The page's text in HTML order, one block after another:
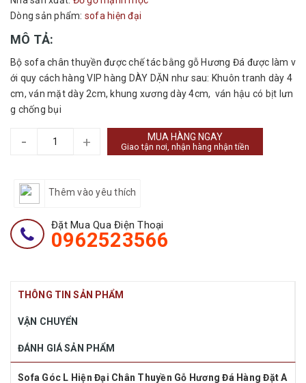
Dòng sản phẩm: sofa hiện đại
MÔ TẢ:
Bộ sofa chân thuyền được chế tác bằng gỗ Hương Đá được làm v
ới quy cách hàng VIP hàng DÀY DẶN như sau: Khuôn tranh dày 4
cm, ván mặt dày 2cm, khung xương dày 4cm, ván hậu có bịt lưn
g chống bụi
- + MUA HÀNG NGAY
Giao tận nơi, nhận hàng nhận tiền
Thêm vào yêu thích
Đặt Mua Qua Điện Thoại
0962523566
THÔNG TIN SẢN PHẨM
VẬN CHUYỂN
ĐÁNH GIÁ SẢN PHẨM
Sofa Góc L Hiện Đại Chân Thuyền Gỗ Hương Đá Hàng Đặt A